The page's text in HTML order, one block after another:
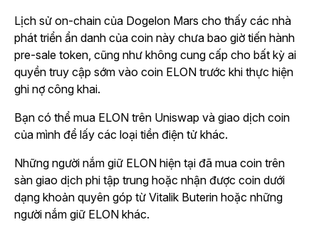
Lịch sử on-chain của Dogelon Mars cho thấy các nhà
phát triển ẩn danh của coin này chưa bao giờ tiến hành
pre-sale token, cũng như không cung cấp cho bất kỳ ai
quyền truy cập sớm vào coin ELON trước khi thực hiện
ghi nợ công khai.
Bạn có thể mua ELON trên Uniswap và giao dịch coin
của mình để lấy các loại tiền điện tử khác.
Những người nắm giữ ELON hiện tại đã mua coin trên
sàn giao dịch phi tập trung hoặc nhận được coin dưới
dạng khoản quyên góp từ Vitalik Buterin hoặc những
người nắm giữ ELON khác.